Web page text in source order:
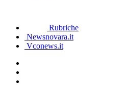
Rubriche
Newsnovara.it
Vconews.it